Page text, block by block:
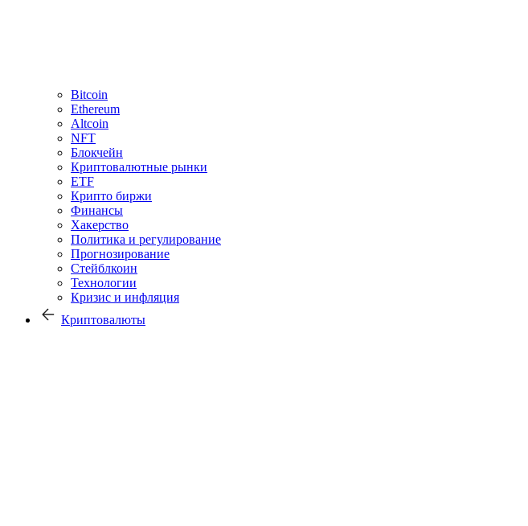
Bitcoin
Ethereum
Altcoin
NFT
Блокчейн
Криптовалютные рынки
ETF
Крипто биржи
Финансы
Хакерство
Политика и регулирование
Прогнозирование
Стейблкоин
Технологии
Кризис и инфляция
Криптовалюты